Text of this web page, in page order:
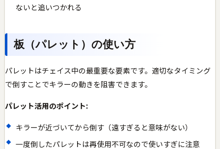
ないと追いつかれる
板（パレット）の使い方
パレットはチェイス中の最重要な要素です。適切なタイミング
で倒すことでキラーの動きを阻害できます。
パレット活用のポイント:
キラーが近づいてから倒す（遠すぎると意味がない）
一度倒したパレットは再使用不可なので使いすぎに注意